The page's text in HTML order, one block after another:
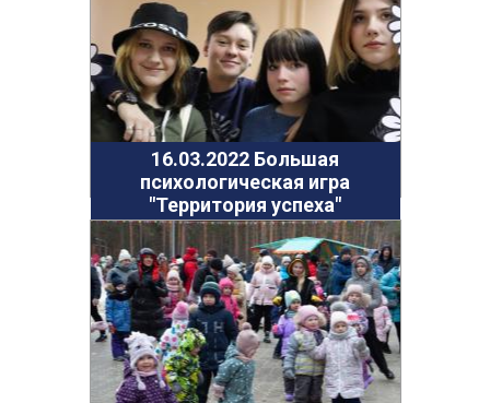
16.03.2022 Большая
психологическая игра
"Территория успеха"